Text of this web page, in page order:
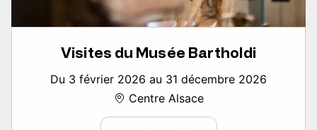
Visites du Musée Bartholdi
Du 3 février 2026 au 31 décembre 2026
Centre Alsace